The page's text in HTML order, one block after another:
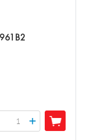
+